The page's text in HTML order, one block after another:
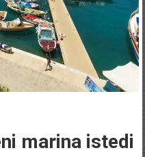
marina istedi